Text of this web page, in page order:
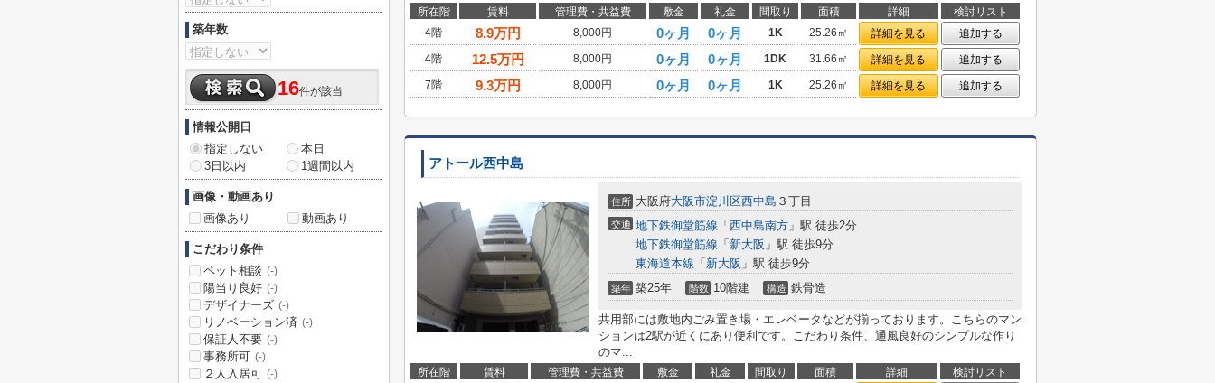
所在階 賃料 管理費・共益費 敷金 礼金 間取り 面積 詳細
検討リスト
4階
8.9万円 8,000円 0ヶ月 0ヶ月 1K 25.26㎡ 詳細を見る
追加する
4階
12.5万円 8,000円 0ヶ月 0ヶ月 1DK 31.66㎡ 詳細を見る
追加する
7階
9.3万円 8,000円 0ヶ月 0ヶ月 1K 25.26㎡ 詳細を見る 追加する
アトール西中島
住所 大阪府大阪市淀川区西中島 ３丁目
交通 地下鉄御堂筋線 「 西中島南方 」駅 徒歩2分
地下鉄御堂筋線 「 新大阪 」駅 徒歩9分
東海道本線 「 新大阪 」駅 徒歩9分
築年 築25年 階数 10階建 構造 鉄骨造
共用部には敷地内ごみ置き場・エレベータなどが揃っております。こちらのマン
ションは2駅が近くにあり便利です。こだわり条件、通風良好のシンプルな作り
のマ...
所在階 賃料 管理費・共益費 敷金 礼金 間取り 面積 詳細
検討リスト
築年数
16件が該当
情報公開日
指定しない
本日
3日以内
1週間以内
画像・動画あり
画像あり
動画あり
こだわり条件
ペット相談 (-)
陽当り良好 (-)
デザイナーズ (-)
リノベーション済 (-)
保証人不要 (-)
事務所可 (-)
２人入居可 (-)